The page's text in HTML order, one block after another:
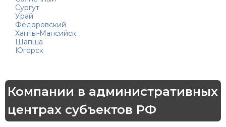
Сургут
Урай
Фёдоровский
Ханты-Мансийск
Шапша
Югорск
Компании в административных
центрах субъектов РФ